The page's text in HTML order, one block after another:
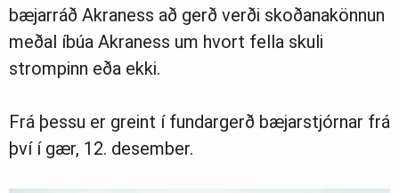
Ljósmyndasafn
bæjarráð Akraness að gerð verði skoðanakönnun
meðal íbúa Akraness um hvort fella skuli
strompinn eða ekki.
Frá þessu er greint í fundargerð bæjarstjórnar frá
því í gær, 12. desember.